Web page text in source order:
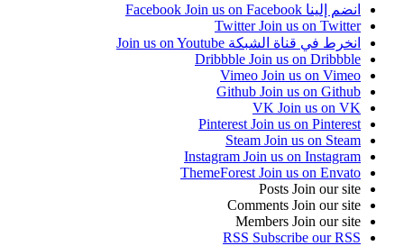
انضم إلينا Facebook Join us on Facebook
Twitter Join us on Twitter
انخرط في قناة الشبكة Join us on Youtube
Dribbble Join us on Dribbble
Vimeo Join us on Vimeo
Github Join us on Github
VK Join us on VK
Pinterest Join us on Pinterest
Steam Join us on Steam
Instagram Join us on Instagram
ThemeForest Join us on Envato
Posts Join our site
Comments Join our site
Members Join our site
RSS Subscribe our RSS